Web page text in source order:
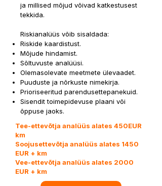
ja millised mõjud võivad katkestusest
tekkida.
Riskianalüüs võib sisaldada:
Riskide kaardistust.
Mõjude hindamist.
Sõltuvuste analüüsi.
Olemasolevate meetmete ülevaadet.
Puuduste ja nõrkuste nimekirja.
Prioriseeritud parendusettepanekuid.
Sisendit toimepidevuse plaani või
õppuse jaoks.
Tee-ettevõtja analüüs alates 450EUR
km
Soojusettevõtja analüüs alates 1450
EUR + km
Vee-ettevõtja analüüs alates 2000
EUR + km